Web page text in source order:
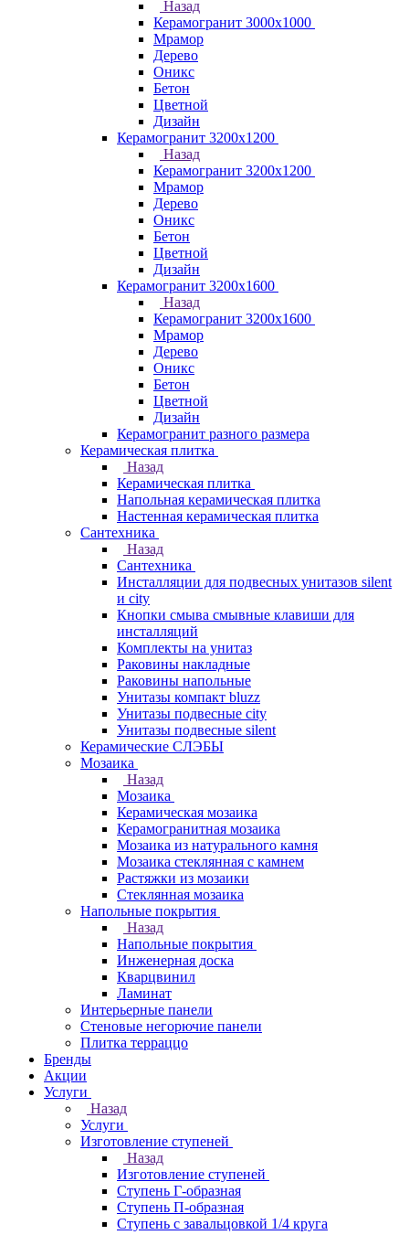
Назад
Керамогранит 3000х1000
Мрамор
Дерево
Оникс
Бетон
Цветной
Дизайн
Керамогранит 3200х1200
Назад
Керамогранит 3200х1200
Мрамор
Дерево
Оникс
Бетон
Цветной
Дизайн
Керамогранит 3200х1600
Назад
Керамогранит 3200х1600
Мрамор
Дерево
Оникс
Бетон
Цветной
Дизайн
Керамогранит разного размера
Керамическая плитка
Назад
Керамическая плитка
Напольная керамическая плитка
Настенная керамическая плитка
Сантехника
Назад
Сантехника
Инсталляции для подвесных унитазов silent
и city
Кнопки смыва смывные клавиши для
инсталляций
Комплекты на унитаз
Раковины накладные
Раковины напольные
Унитазы компакт bluzz
Унитазы подвесные city
Унитазы подвесные silent
Керамические СЛЭБЫ
Мозаика
Назад
Мозаика
Керамическая мозаика
Керамогранитная мозаика
Мозаика из натурального камня
Мозаика стеклянная с камнем
Растяжки из мозаики
Стеклянная мозаика
Напольные покрытия
Назад
Напольные покрытия
Инженерная доска
Кварцвинил
Ламинат
Интерьерные панели
Стеновые негорючие панели
Плитка терраццо
Бренды
Акции
Услуги
Назад
Услуги
Изготовление ступеней
Назад
Изготовление ступеней
Ступень Г-образная
Ступень П-образная
Ступень с завальцовкой 1/4 круга